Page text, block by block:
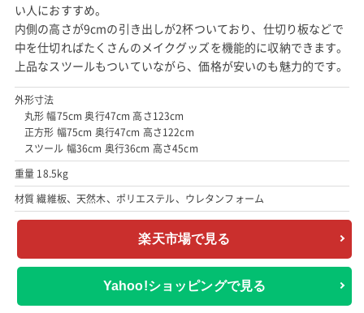
い人におすすめ。
内側の高さが9cmの引き出しが2杯ついており、仕切り板などで
中を仕切ればたくさんのメイクグッズを機能的に収納できます。
上品なスツールもついていながら、価格が安いのも魅力的です。
外形寸法
丸形 幅75cm 奥行47cm 高さ123cm
正方形 幅75cm 奥行47cm 高さ122cm
スツール 幅36cm 奥行36cm 高さ45cm
重量 18.5kg
材質 繊維板、天然木、ポリエステル、ウレタンフォーム
楽天市場で見る
Yahoo!ショッピングで見る